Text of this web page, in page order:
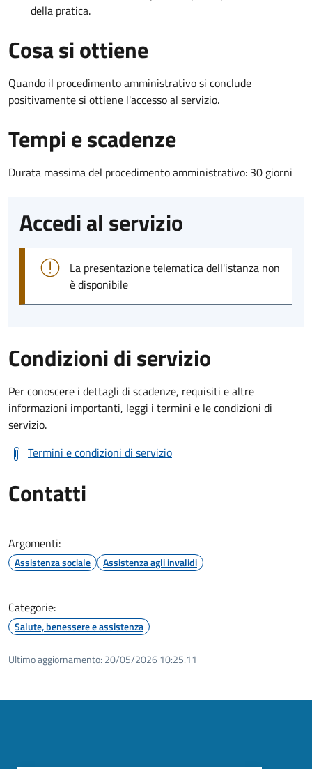
della pratica.
Cosa si ottiene
Quando il procedimento amministrativo si conclude
positivamente si ottiene l'accesso al servizio.
Tempi e scadenze
Durata massima del procedimento amministrativo: 30 giorni
Accedi al servizio
La presentazione telematica dell'istanza non
è disponibile
Condizioni di servizio
Per conoscere i dettagli di scadenze, requisiti e altre
informazioni importanti, leggi i termini e le condizioni di
servizio.
Termini e condizioni di servizio
Contatti
Argomenti:
Assistenza sociale Assistenza agli invalidi
Categorie:
Salute, benessere e assistenza
Ultimo aggiornamento: 20/05/2026 10:25.11